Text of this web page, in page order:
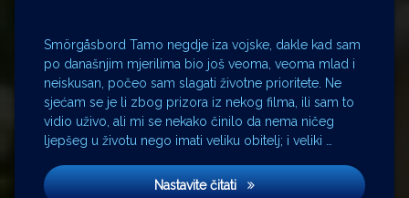
Smörgåsbord Tamo negdje iza vojske, dakle kad sam
po današnjim mjerilima bio još veoma, veoma mlad i
neiskusan, počeo sam slagati životne prioritete. Ne
sjećam se je li zbog prizora iz nekog filma, ili sam to
vidio uživo, ali mi se nekako činilo da nema ničeg
ljepšeg u životu nego imati veliku obitelj; i veliki …
Nastavite čitatiŠvedski stol